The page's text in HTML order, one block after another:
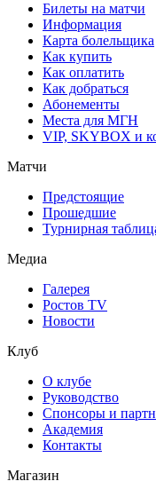
Билеты на матчи
Информация
Карта болельщика
Как купить
Как оплатить
Как добраться
Абонементы
Места для МГН
VIP, SKYBOX и
Матчи
Предстоящие
Прошедшие
Турнирная
Медиа
Галерея
Ростов TV
Новости
Клуб
О клубе
Руководство
Спонсоры и
Академия
Контакты
Магазин